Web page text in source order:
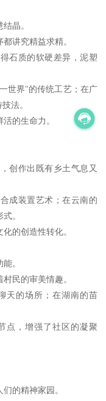
晶。
讲究精益求精。
石质的软硬差异，泥塑
世界"的传统工艺；在广
法。
的生命力。
创作出既有乡土气息又
成装置艺术；在云南的
。
的创造性转化。
。
民的审美情趣。
天的场所；在湖南的苗
点，增强了社区的凝聚
的精神家园。